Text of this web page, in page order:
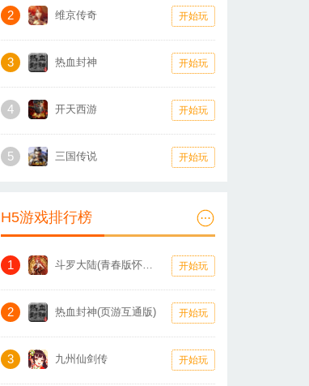
2 维京传奇 开始玩
3 热血封神 开始玩
4 开天西游 开始玩
5 三国传说 开始玩
H5游戏排行榜
1 斗罗大陆(青春版怀旧服) 开始玩
2 热血封神(页游互通版) 开始玩
3 九州仙剑传 开始玩